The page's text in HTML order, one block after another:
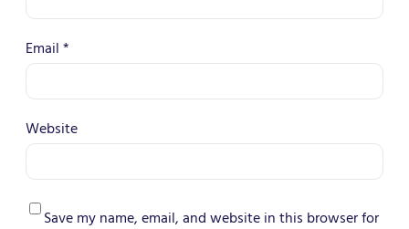
Email*
Website
Save my name, email, and website in this browser for